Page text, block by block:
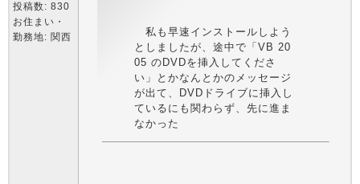
投稿数: 830
お住まい・
勤務地: 関西
私も早速インストールしよう
としましたが、途中で「VB 20
05 のDVDを挿入してくださ
い」とかなんとかのメッセージ
が出て、DVDドライブに挿入し
ているにも関わらず、先に進ま
なかった